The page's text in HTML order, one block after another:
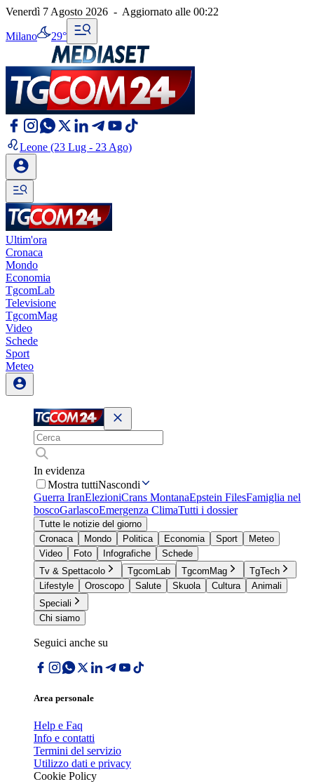
Venerdì 7 Agosto 2026 - Aggiornato alle 00:22
Milano 29°
Leone (23 Lug - 23 Ago)
Ultim'ora
Cronaca
Mondo
Economia
TgcomLab
Televisione
TgcomMag
Video
Schede
Sport
Meteo
In evidenza
Mostra tuttiNascondi
Guerra IranElezioniCrans MontanaEpstein FilesFamiglia nel
boscoGarlascoEmergenza ClimaTutti i dossier
Tutte le notizie del giorno
Cronaca
Mondo Politica Economia Sport
Meteo
Video
Foto Infografiche
Schede
Tv & Spettacolo
TgcomLab TgcomMag
TgTech
Lifestyle
Oroscopo Salute Skuola Cultura
Animali
Speciali
Chi siamo
Seguici anche su
Area personale
Help e Faq
Info e contatti
Termini del servizio
Utilizzo dati e privacy
Cookie Policy